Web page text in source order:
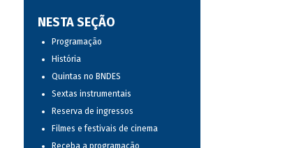
NESTA SEÇÃO
Programação
História
Quintas no BNDES
Sextas instrumentais
Reserva de ingressos
Filmes e festivais de cinema